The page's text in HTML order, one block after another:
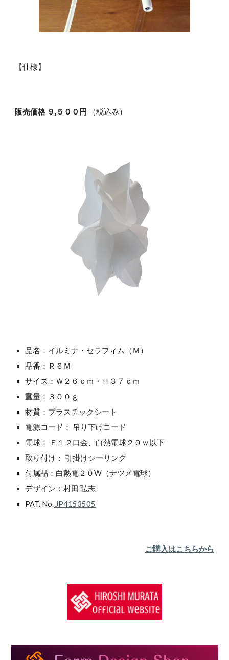
【仕様】
販売価格 ９,５００円 （税込み）
品名：イルミナ・セラフィム（Ｍ）
品番：Ｒ６Ｍ
サイズ：Ｗ２６ｃｍ・Ｈ３７ｃｍ
重量：３００ｇ
材質：プラスチックシート
電源コード： 吊り下げコード
電球： Ｅ１２口金、白熱電球２０ｗ以下
取り付け： 引掛けシーリング
付属品：白熱電２０W（ナツメ電球）
デザイン：村田 弘志
PAT. No. JP4153505
ご購入はこちらから